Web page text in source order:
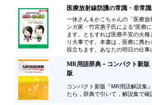
医療放射線防護の常識・非常
一休さん＆かこちゃんの「医療
ンガ家・竹宮惠子氏による“医療
ます。ともすれば医療不安の火
り大事です。本書は，医療に携
役立ちます。あなたの明日の仕
MR用語辞典－コンパクト新
版
コンパクト新版『MR用語解説集
たら，辞典で引いて，解説集で